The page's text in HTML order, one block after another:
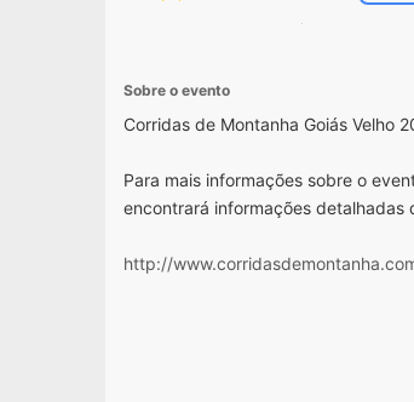
Sobre o evento
Corridas de Montanha Goiás Velho
Para mais informações sobre o
encontrará informações
http://